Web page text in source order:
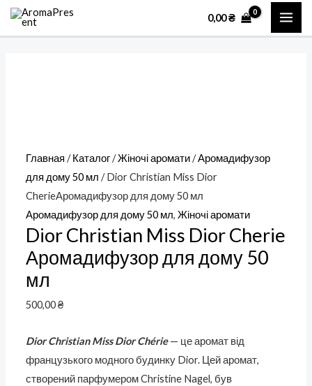
Перейти
0,00₴
Главная /Каталог/Жіночі аромати/Аромадифузор
для дому 50 мл / Dior Christian Miss Dior
CherieАромадифузор для дому 50 мл
Аромадифузор для дому 50 мл,Жіночі аромати
Dior Christian Miss Dior Cherie
Аромадифузор для дому 50
мл
500,00₴
Dior Christian Miss Dior Chérie— це аромат від
французького модного будинку Dior. Цей аромат,
створений парфумером Christine Nagel, був
Количество
товара
дому
50
мл